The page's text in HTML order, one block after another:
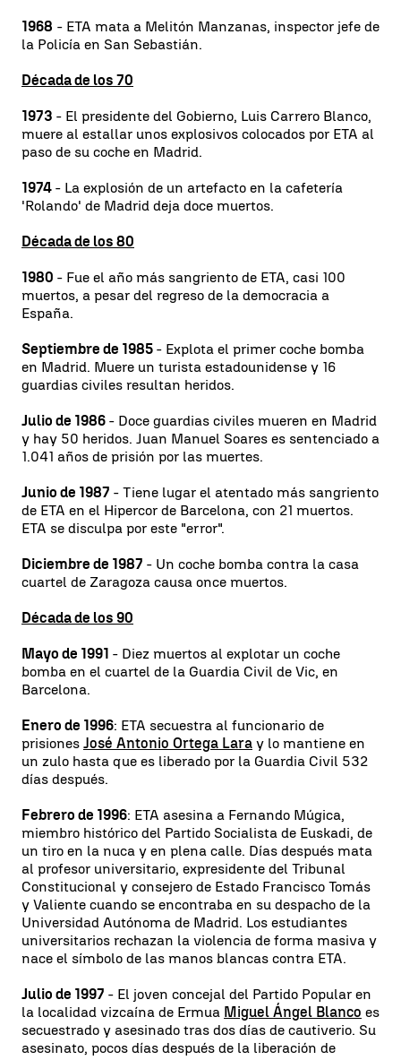
1968 - ETA mata a Melitón Manzanas, inspector jefe de
la Policía en San Sebastián.
Década de los 70
1973 - El presidente del Gobierno, Luis Carrero Blanco,
muere al estallar unos explosivos colocados por ETA al
paso de su coche en Madrid.
1974 - La explosión de un artefacto en la cafetería
'Rolando' de Madrid deja doce muertos.
Década de los 80
1980 - Fue el año más sangriento de ETA, casi 100
muertos, a pesar del regreso de la democracia a
España.
Septiembre de 1985 - Explota el primer coche bomba
en Madrid. Muere un turista estadounidense y 16
guardias civiles resultan heridos.
Julio de 1986 - Doce guardias civiles mueren en Madrid
y hay 50 heridos. Juan Manuel Soares es sentenciado a
1.041 años de prisión por las muertes.
Junio de 1987 - Tiene lugar el atentado más sangriento
de ETA en el Hipercor de Barcelona, con 21 muertos.
ETA se disculpa por este "error".
Diciembre de 1987 - Un coche bomba contra la casa
cuartel de Zaragoza causa once muertos.
Década de los 90
Mayo de 1991 - Diez muertos al explotar un coche
bomba en el cuartel de la Guardia Civil de Vic, en
Barcelona.
Enero de 1996: ETA secuestra al funcionario de
prisiones José Antonio Ortega Lara y lo mantiene en
un zulo hasta que es liberado por la Guardia Civil 532
días después.
Febrero de 1996: ETA asesina a Fernando Múgica,
miembro histórico del Partido Socialista de Euskadi, de
un tiro en la nuca y en plena calle. Días después mata
al profesor universitario, expresidente del Tribunal
Constitucional y consejero de Estado Francisco Tomás
y Valiente cuando se encontraba en su despacho de la
Universidad Autónoma de Madrid. Los estudiantes
universitarios rechazan la violencia de forma masiva y
nace el símbolo de las manos blancas contra ETA.
Julio de 1997 - El joven concejal del Partido Popular en
la localidad vizcaína de Ermua Miguel Ángel Blanco es
secuestrado y asesinado tras dos días de cautiverio. Su
asesinato, pocos días después de la liberación de